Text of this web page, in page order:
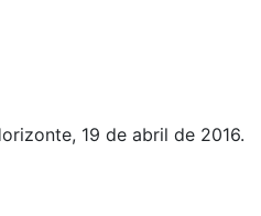
19 de abril de 2016.